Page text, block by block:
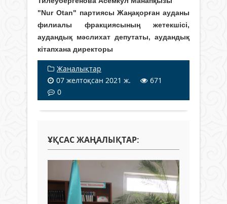
"Nur Otan" партиясы Жаңақорған ауданы
филиалы фракциясының жетекшісі,
аудандық мәслихат депутаты, аудандық
кітапхана директоры
Жаңалықтар
07 желтоқсан 2021 ж.
671
0
ҰҚСАС ЖАҢАЛЫҚТАР: